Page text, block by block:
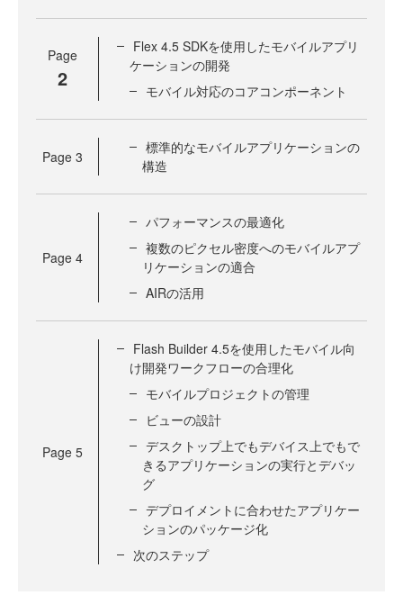
Page
2
Flex 4.5 SDKを使用したモバイルアプリ
ケーションの開発
モバイル対応のコアコンポーネント
Page 3
標準的なモバイルアプリケーションの
構造
Page 4
パフォーマンスの最適化
複数のピクセル密度へのモバイルアプ
リケーションの適合
AIRの活用
Page 5
Flash Builder 4.5を使用したモバイル向
け開発ワークフローの合理化
モバイルプロジェクトの管理
ビューの設計
デスクトップ上でもデバイス上でもで
きるアプリケーションの実行とデバッ
グ
デプロイメントに合わせたアプリケー
ションのパッケージ化
次のステップ